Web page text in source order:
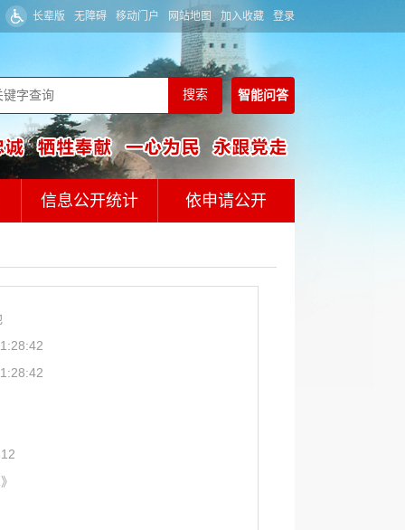
长辈版 无障碍 移动门户 网站地图 加入收藏 登录
智能问答
信息公开统计 依申请公开